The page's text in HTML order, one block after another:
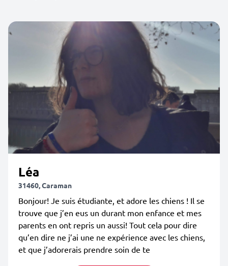
Léa
31460, Caraman
Bonjour! Je suis étudiante, et adore les chiens ! Il se
trouve que j’en eus un durant mon enfance et mes
parents en ont repris un aussi! Tout cela pour dire
qu’en dire ne j’ai une ne expérience avec les chiens,
et que j’adorerais prendre soin de te